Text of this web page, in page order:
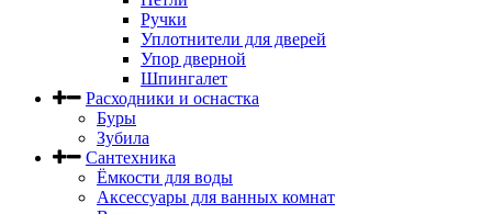
Ручки
Уплотнители для дверей
Упор дверной
Шпингалет
Расходники и оснастка
Буры
Зубила
Сантехника
Ёмкости для воды
Аксессуары для ванных комнат